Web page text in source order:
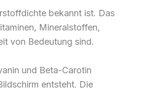
bekannt ist. Das
Mineralstoffen,
von Bedeutung sind.
und Beta-Carotin
entsteht. Die